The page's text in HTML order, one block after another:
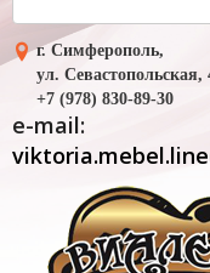
г. Симферополь,
ул. Севастопольская,
+7 (978) 830-89-30
e-mail: